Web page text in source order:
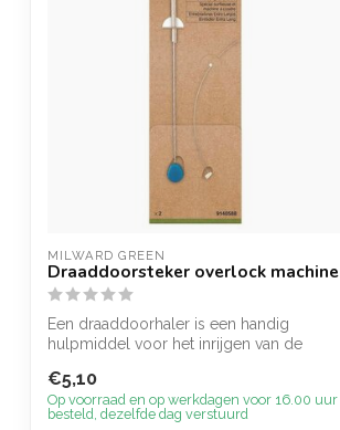
MILWARD GREEN
Draaddoorsteker overlock machine
Een draaddoorhaler is een handig
hulpmiddel voor het inrijgen van de
€5,10
Op voorraad en op werkdagen voor 16.00 uur
besteld, dezelfde dag verstuurd